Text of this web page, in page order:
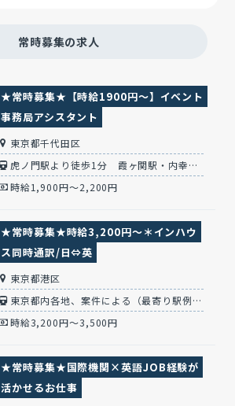
常時募集の求人
★常時募集★【時給1900円～】イベント
事務局アシスタント
東京都千代田区
虎ノ門駅より徒歩1分 霞ヶ関駅・内幸町駅より各徒歩3分 新橋駅徒歩10分※JCS本社他
時給1,900円～2,200円
★常時募集★時給3,200円～＊インハウ
ス同時通訳/日⇔英
東京都港区
東京都内各地、案件による（最寄り駅例：神谷町/六本木一丁目/溜池山王/大崎/新宿/品川など）
時給3,200円～3,500円
★常時募集★国際機関×英語JOB経験が
活かせるお仕事